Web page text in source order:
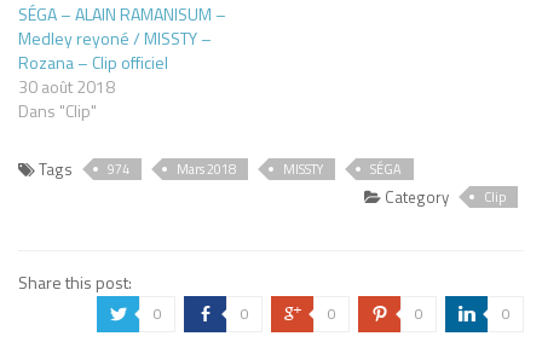
SÉGA – ALAIN RAMANISUM –
Medley reyoné / MISSTY –
Rozana – Clip officiel
30 août 2018
Dans "Clip"
Tags 974 Mars 2018 MISSTY SÉGA
Category Clip
Share this post:
a 0 b 0 c 0 d 0 j 0